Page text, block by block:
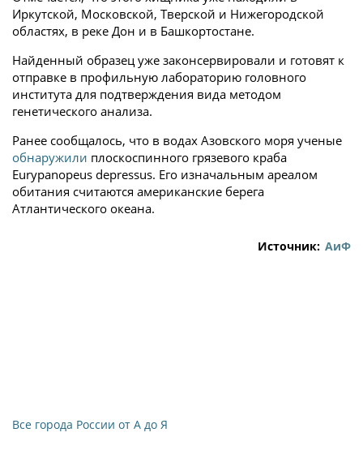
Иркутской, Московской, Тверской и Нижегородской
областях, в реке Дон и в Башкортостане.
Найденный образец уже законсервировали и готовят к
отправке в профильную лабораторию головного
института для подтверждения вида методом
генетического анализа.
Ранее сообщалось, что в водах Азовского моря ученые
обнаружили плоскоспинного грязевого краба
Eurypanopeus depressus. Его изначальным ареалом
обитания считаются американские берега
Атлантического океана.
Источник: АиФ
Все города России от А до Я